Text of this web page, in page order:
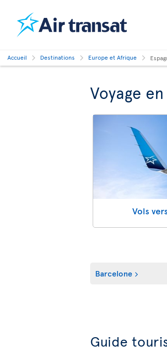
Accueil Destinations Europe et Afrique
Voyage
Vols
Barcelone
Guide